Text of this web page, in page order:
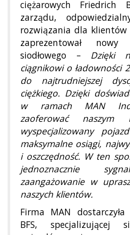
ciężarowych Friedrich
zarządu,
rozwiązania dla klientów
zaprezentował
siodłowego – Dzięki
ciągnikowi o ładowności
do najtrudniejszej
ciężkiego. Dzięki
w ramach MAN
zaoferować naszym
wyspecjalizowany
maksymalne osiągi,
i oszczędność. W ten
jednoznacznie
zaangażowanie w
naszych klientów.
Firma MAN dostarczyła
BFS,